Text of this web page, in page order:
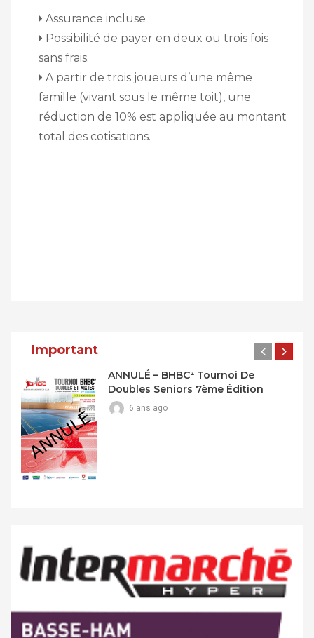
Assurance incluse
Possibilité de payer en deux ou trois fois
sans frais.
A partir de trois joueurs d’une même
famille (vivant sous le même toit), une
réduction de 10% est appliquée au montant
total des cotisations.
Important
ANNULÉ – BHBC² Tournoi De
Doubles Seniors 7ème Édition
6 ans ago